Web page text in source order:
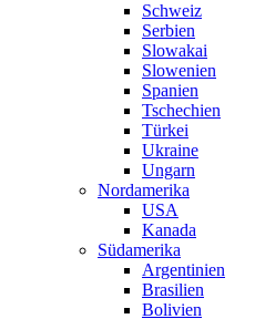
Schweiz
Serbien
Slowakai
Slowenien
Spanien
Tschechien
Türkei
Ukraine
Ungarn
Nordamerika
USA
Kanada
Südamerika
Argentinien
Brasilien
Bolivien